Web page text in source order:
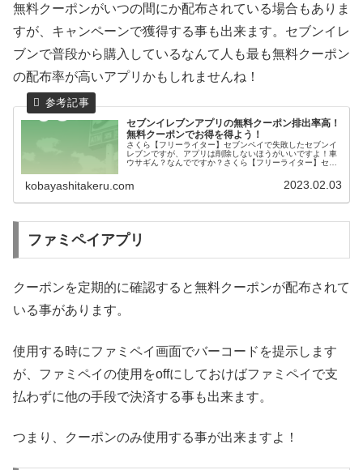
無料クーポンがいつの間にか配布されている場合もありま
すが、キャンペーンで獲得する事も出来ます。セブンイレ
ブンで普段から購入しているなんて人も最も無料クーポン
の配布率が高いアプリかもしれませんね！
セブンイレブンアプリの無料クーポン排出率高！
無料クーポンでお得を得よう！
さくら【フリーライター】セブンペイで失敗したセブンイ
レブンですが、アプリは削除しないほうがいいですよ！車
ウサギん？なんでですか？さくら【フリーライター】セブ
kobayashitakeru.com 2023.02.03
ファミペイアプリ
クーポンを定期的に確認すると無料クーポンが配布されて
いる事があります。
使用する時にファミペイ画面でバーコードを提示します
が、ファミペイの使用をoffにしておけばファミペイで支
払わずに他の手段で決済する事も出来ます。
つまり、クーポンのみ使用する事が出来ますよ！